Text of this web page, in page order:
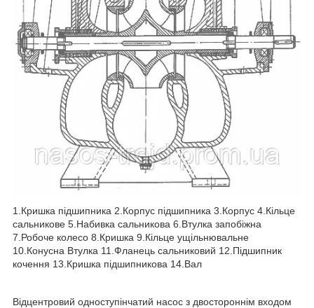
1.Кришка підшипника 2.Корпус підшипника 3.Корпус 4.Кільце
сальникове 5.Набивка сальникова 6.Втулка запобіжна
7.Робоче колесо 8.Кришка 9.Кільце ущільнювальне
10.Конусна Втулка 11.Фланець сальниковий 12.Підшипник
кочення 13.Кришка підшипникова 14.Вал
Відцентровий одноступінчатий насос з двостороннім входом